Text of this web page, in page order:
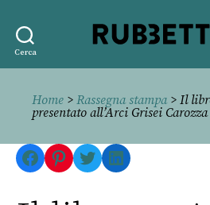
Cerca
Home > Rassegna stampa> Il
presentato all’Arci Grisei
Facebook
Pinterest
TwitterLinkedIn